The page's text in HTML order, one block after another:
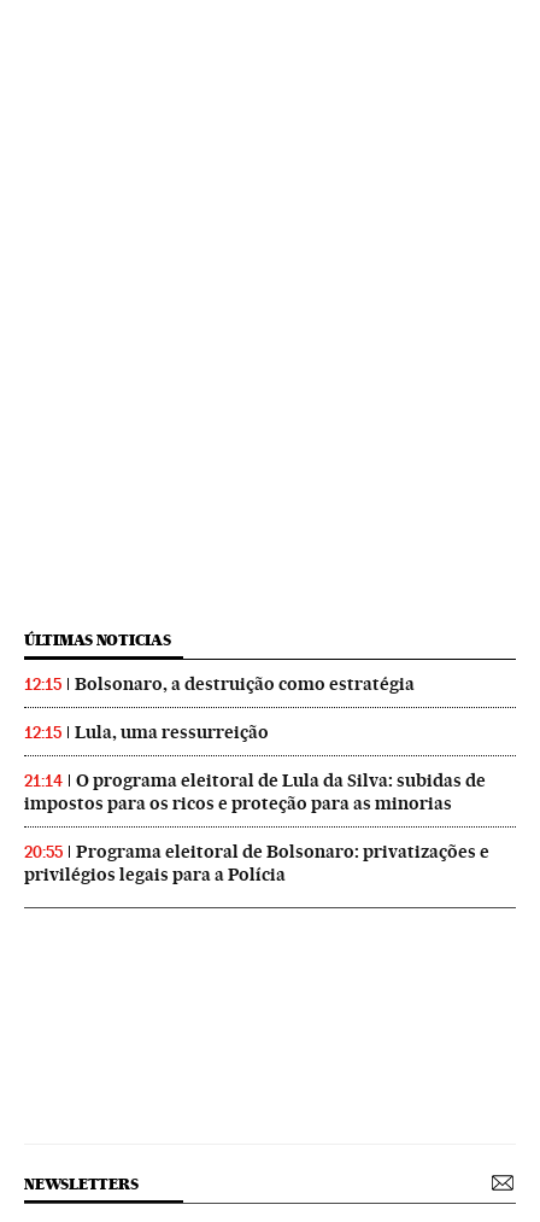
ÚLTIMAS NOTICIAS
12:15 Bolsonaro, a destruição como estratégia
12:15 Lula, uma ressurreição
21:14
O programa eleitoral de Lula da Silva: subidas de
impostos para os ricos e proteção para as minorias
20:55
Programa eleitoral de Bolsonaro: privatizações e
privilégios legais para a Polícia
NEWSLETTERS